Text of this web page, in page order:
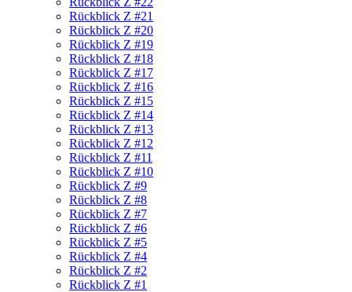
Rückblick Z #21
Rückblick Z #20
Rückblick Z #19
Rückblick Z #18
Rückblick Z #17
Rückblick Z #16
Rückblick Z #15
Rückblick Z #14
Rückblick Z #13
Rückblick Z #12
Rückblick Z #11
Rückblick Z #10
Rückblick Z #9
Rückblick Z #8
Rückblick Z #7
Rückblick Z #6
Rückblick Z #5
Rückblick Z #4
Rückblick Z #2
Rückblick Z #1